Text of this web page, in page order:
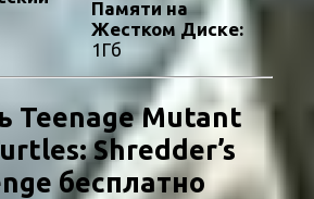
Памяти на
Жестком Диске:
1Гб
Teenage Mutant
Shredder’s
бесплатно